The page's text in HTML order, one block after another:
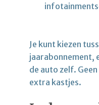
Je kunt kiezen
jaarabonnement,
de auto zelf.
extra kastjes.